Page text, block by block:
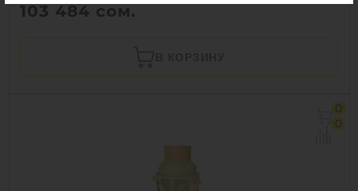
103 484 сом.
0
0